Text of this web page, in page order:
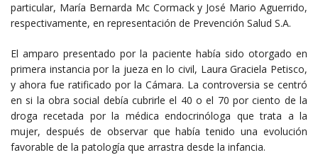
particular, María Bernarda Mc Cormack y José Mario Aguerrido,
respectivamente, en representación de Prevención Salud S.A.
El amparo presentado por la paciente había sido otorgado en
primera instancia por la jueza en lo civil, Laura Graciela Petisco,
y ahora fue ratificado por la Cámara. La controversia se centró
en si la obra social debía cubrirle el 40 o el 70 por ciento de la
droga recetada por la médica endocrinóloga que trata a la
mujer, después de observar que había tenido una evolución
favorable de la patología que arrastra desde la infancia.